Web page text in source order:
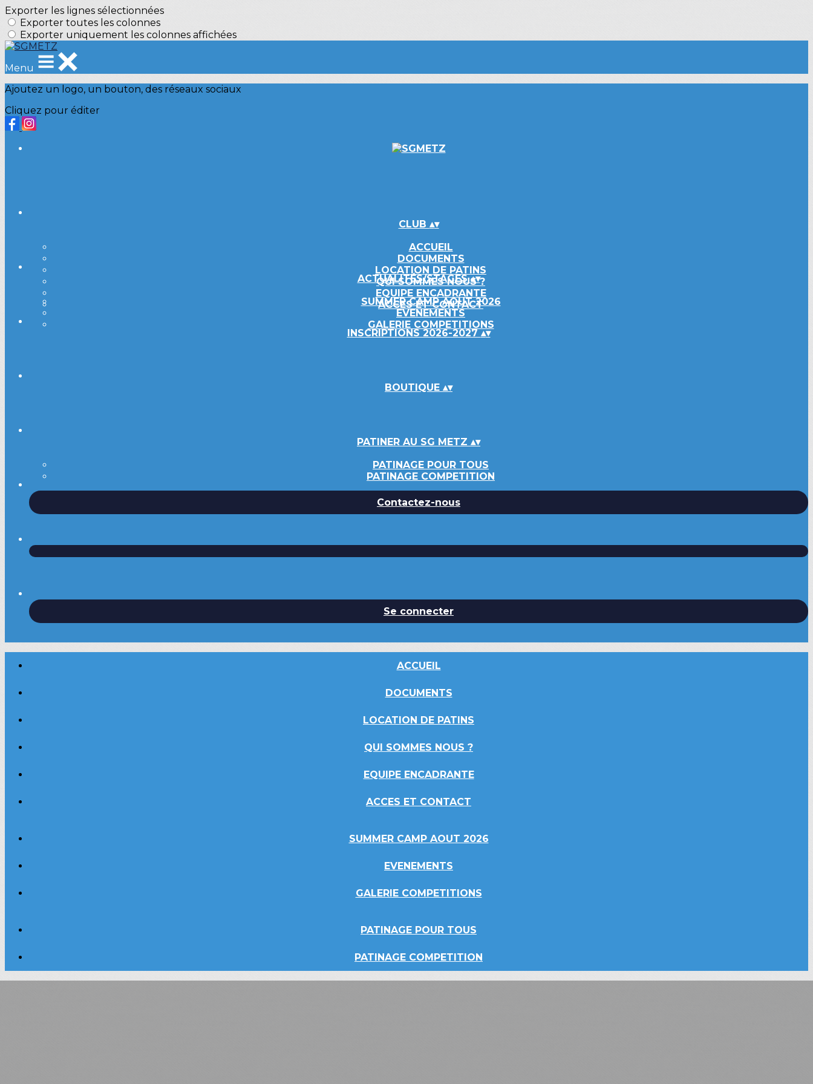
Exporter les lignes sélectionnées
Exporter toutes les colonnes
Exporter uniquement les colonnes affichées
Menu
Ajoutez un logo, un bouton, des réseaux sociaux
Cliquez pour éditer
CLUB ▴▾
ACCUEIL
DOCUMENTS
LOCATION DE PATINS
QUI SOMMES NOUS ?
EQUIPE ENCADRANTE
ACCES ET CONTACT
ACTUALITÉS/STAGES▴▾
SUMMER CAMP AOUT 2026
EVENEMENTS
GALERIE COMPETITIONS
INSCRIPTIONS 2026-2027▴▾
BOUTIQUE ▴▾
PATINER AU SG METZ ▴▾
PATINAGE POUR TOUS
PATINAGE COMPETITION
Contactez-nous
Se connecter
ACCUEIL
DOCUMENTS
LOCATION DE PATINS
QUI SOMMES NOUS ?
EQUIPE ENCADRANTE
ACCES ET CONTACT
SUMMER CAMP AOUT 2026
EVENEMENTS
GALERIE COMPETITIONS
PATINAGE POUR TOUS
PATINAGE COMPETITION